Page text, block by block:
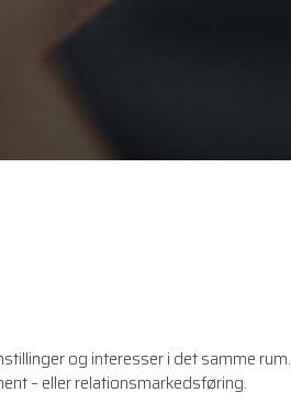
og interesser i det samme rum.
– eller relationsmarkedsføring.